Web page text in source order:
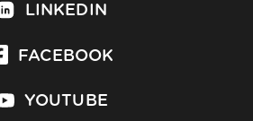
LINKEDIN
FACEBOOK
YOUTUBE